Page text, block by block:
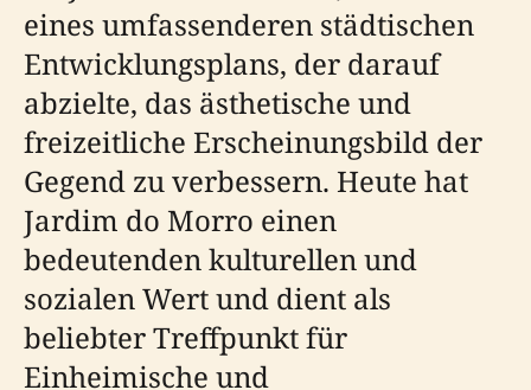
eines umfassenderen städtischen
Entwicklungsplans, der darauf
abzielte, das ästhetische und
freizeitliche Erscheinungsbild der
Gegend zu verbessern. Heute hat
Jardim do Morro einen
bedeutenden kulturellen und
sozialen Wert und dient als
beliebter Treffpunkt für
Einheimische und